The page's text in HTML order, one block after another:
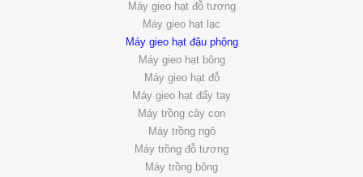
Máy gieo hạt đỗ tương
Máy gieo hạt lạc
Máy gieo hạt đậu phộng
Máy gieo hạt bông
Máy gieo hạt đỗ
Máy gieo hạt đẩy tay
Máy trồng cây con
Máy trồng ngô
Máy trồng đỗ tương
Máy trồng bông